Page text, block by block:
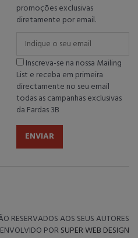
promoções exclusivas
diretamente por email.
Inscreva-se na nossa Mailing
List e receba em primeira
directamente no seu email
todas as campanhas exclusivas
da Fardas 3B
ENVIAR
RESERVADOS AOS SEUS AUTORES
POR SUPER WEB DESIGN